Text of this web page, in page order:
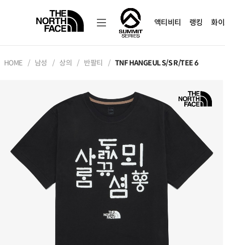
액티비티 랭킹 화
HOME 남성 상의 반팔티 TNF HANGEUL S/S R/TEE 6